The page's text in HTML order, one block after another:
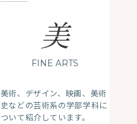
美
FINE ARTS
美術、デザイン、映画、美術
史などの芸術系の学部学科に
ついて紹介しています。